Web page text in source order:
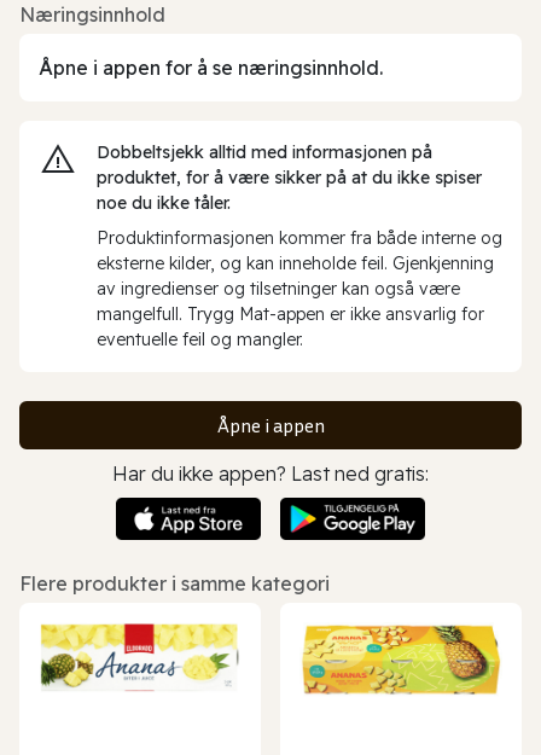
Næringsinnhold
Åpne i appen for å se næringsinnhold.
Dobbeltsjekk alltid med informasjonen på
produktet, for å være sikker på at du ikke spiser
noe du ikke tåler.
Produktinformasjonen kommer fra både interne og
eksterne kilder, og kan inneholde feil. Gjenkjenning
av ingredienser og tilsetninger kan også være
mangelfull. Trygg Mat-appen er ikke ansvarlig for
eventuelle feil og mangler.
Åpne i appen
Har du ikke appen? Last ned gratis:
Flere produkter i samme kategori